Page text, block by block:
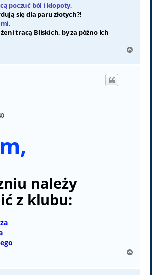
poczuć ból i kłopoty,
się dla paru złotych?!
tracą Bliskich, by za późno Ich
g
należy
z klubu:
g